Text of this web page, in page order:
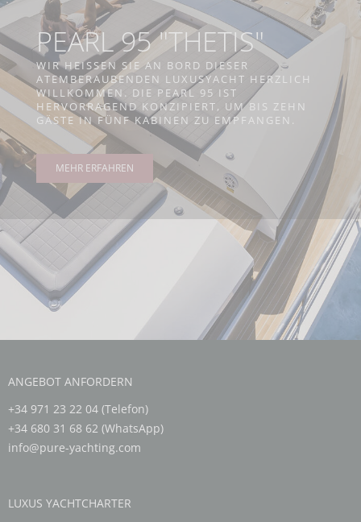
PEARL 95 "THETIS"
WIR HEISSEN SIE AN BORD DIESER A
TEMBERAUBENDEN LUXUSYACHT HERZLICH W
ILLKOMMEN. DIE PEARL 95 IST H
ERVORRAGEND KONZIPIERT, UM BIS ZEHN G
ÄSTE IN FÜNF KABINEN ZU EMPFANGEN.
MEHR ERFAHREN
ANGEBOT ANFORDERN
+34 971 23 22 04 (Telefon)
+34 680 31 68 62 (WhatsApp)
info@pure-yachting.com
LUXUS YACHTCHARTER